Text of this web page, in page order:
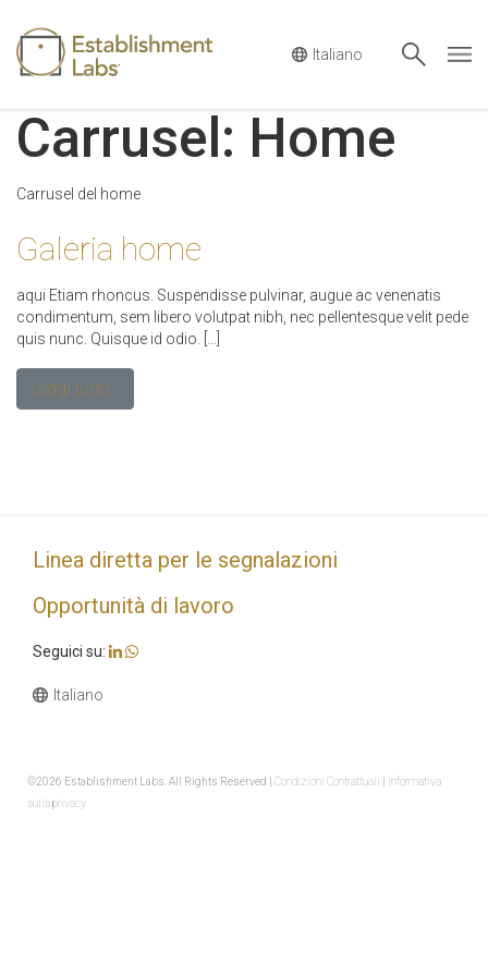
Main Navigation
Sección De
Carrusel: Home
Carrusel del home
Galeria home
aqui Etiam rhoncus. Suspendisse pulvinar, augue ac venenatis
condimentum, sem libero volutpat nibh, nec pellentesque velit pede
quis nunc. Quisque id odio. […]
Leggi tutto…
Linea diretta per le segnalazioni
Opportunità di lavoro
Seguici su:
©2026 Establishment Labs. All Rights Reserved | Condizioni Contrattuali
Informativa
sulla privacy